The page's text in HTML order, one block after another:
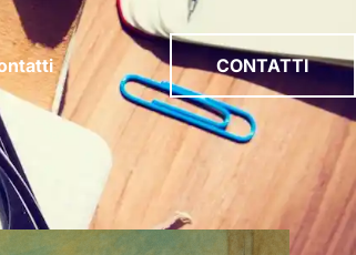
CONTATTI